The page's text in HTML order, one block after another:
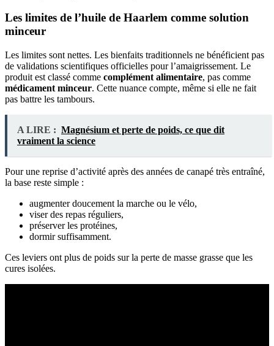
Les limites de l’huile de Haarlem comme solution
minceur
Les limites sont nettes. Les bienfaits traditionnels ne bénéficient pas
de validations scientifiques officielles pour l’amaigrissement. Le
produit est classé comme complément alimentaire, pas comme
médicament minceur. Cette nuance compte, même si elle ne fait
pas battre les tambours.
A LIRE : Magnésium et perte de poids, ce que dit
vraiment la science
Pour une reprise d’activité après des années de canapé très entraîné,
la base reste simple :
augmenter doucement la marche ou le vélo,
viser des repas réguliers,
préserver les protéines,
dormir suffisamment.
Ces leviers ont plus de poids sur la perte de masse grasse que les
cures isolées.